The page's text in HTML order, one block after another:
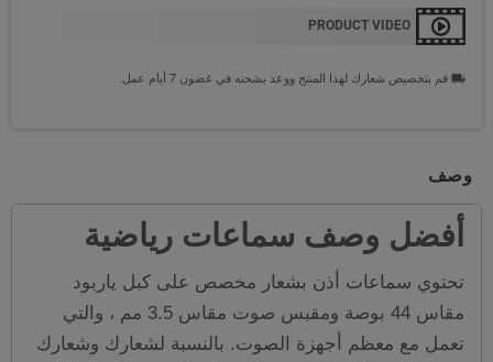
PRODUCT VIDEO
local_shipping قم بتخصيص شعارك لهذا المنتج ووعد بشحنه في غضون 7 أيام عمل.
وصف
أفضل وصف سماعات رياضية
تحتوي سماعات أذن بشعار مخصص على كبل ياربود
مقاس 44 بوصة ومقبس صوت مقاس 3.5 مم ، والتي
تعمل مع معظم أجهزة الصوت. بالنسبة لشعارك وشعارك